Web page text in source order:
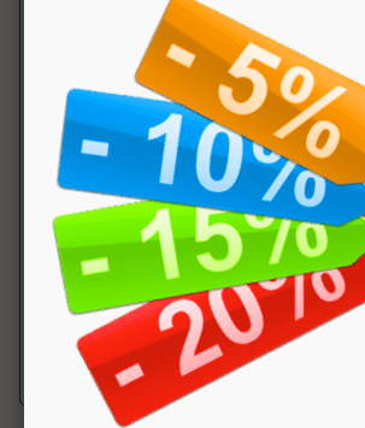
Glutammina One Raw
Zoomad Labs
Integratore alimentare di glutammina,
muscolare e in caso di
a partire da € 24.90